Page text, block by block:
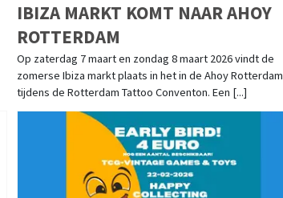
IBIZA MARKT KOMT NAAR AHOY
ROTTERDAM
Op zaterdag 7 maart en zondag 8 maart 2026 vindt de
zomerse Ibiza markt plaats in het in de Ahoy Rotterdam
tijdens de Rotterdam Tattoo Conventon. Een [...]